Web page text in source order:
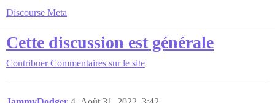
Discourse Meta
Cette discussion est générale
Contribuer Commentaires sur le site